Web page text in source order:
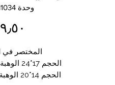
وحدة SKU: M1034
المختصر في
الحجم 17*24 الوهبة : 19,50
الحجم 14*20 الوهبة : 15,50